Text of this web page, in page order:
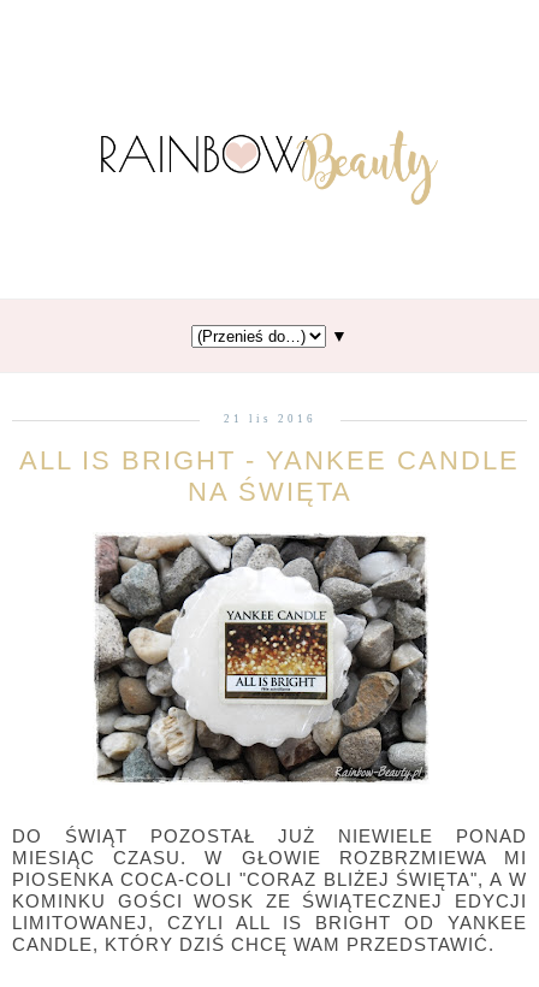
▼
21 lis 2016
ALL IS BRIGHT - YANKEE CANDLE
NA ŚWIĘTA
DO ŚWIĄT POZOSTAŁ JUŻ NIEWIELE PONAD
MIESIĄC CZASU. W GŁOWIE ROZBRZMIEWA MI
PIOSENKA COCA-COLI "CORAZ BLIŻEJ ŚWIĘTA", A W
KOMINKU GOŚCI WOSK ZE ŚWIĄTECZNEJ EDYCJI
LIMITOWANEJ, CZYLI ALL IS BRIGHT OD YANKEE
CANDLE, KTÓRY DZIŚ CHCĘ WAM PRZEDSTAWIĆ.